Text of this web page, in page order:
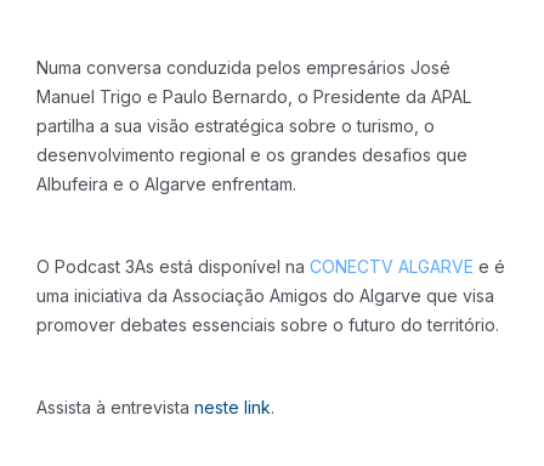
Numa conversa conduzida pelos empresários José
Manuel Trigo e Paulo Bernardo, o Presidente da APAL
partilha a sua visão estratégica sobre o turismo, o
desenvolvimento regional e os grandes desafios que
Albufeira e o Algarve enfrentam.
O Podcast 3As está disponível na CONECTV ALGARVE e é
uma iniciativa da Associação Amigos do Algarve que visa
promover debates essenciais sobre o futuro do território.
Assista à entrevista neste link.